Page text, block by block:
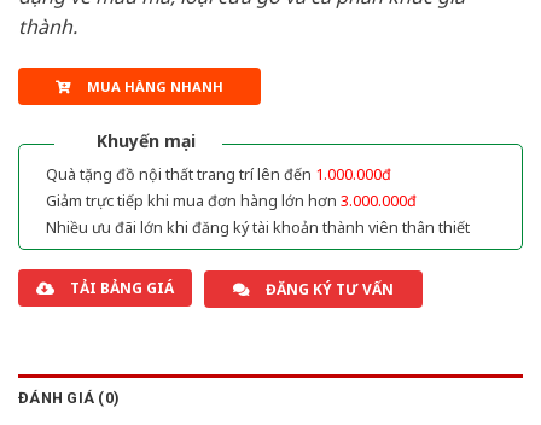
thành.
MUA HÀNG NHANH
Khuyến mại
Quà tặng đồ nội thất trang trí lên đến 1.000.000đ
Giảm trực tiếp khi mua đơn hàng lớn hơn 3.000.000đ
Nhiều ưu đãi lớn khi đăng ký tài khoản thành viên thân thiết
TẢI BẢNG GIÁ ĐĂNG KÝ TƯ VẤN
ĐÁNH GIÁ (0)